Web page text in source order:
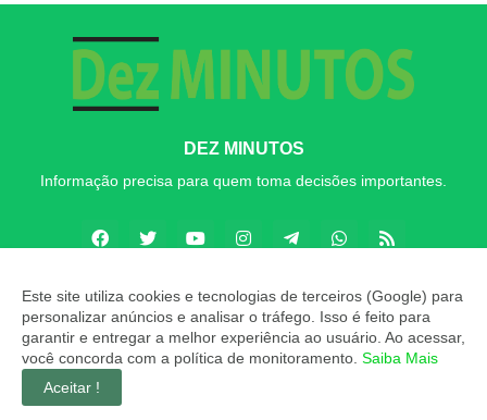
DEZ MINUTOS
Informação precisa para quem toma decisões importantes.
Copyright ©2026Dez MINUTOS
INÍCIO SOBRE CONTATO LGPD
EXPEDIENTE
EDITORIAL
Este site utiliza cookies e tecnologias de terceiros (Google) para
personalizar anúncios e analisar o tráfego. Isso é feito para
garantir e entregar a melhor experiência ao usuário. Ao acessar,
você concorda com a política de monitoramento. Saiba Mais
Aceitar !